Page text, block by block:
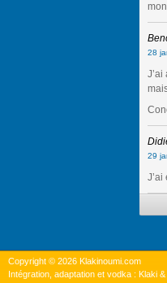
28
29
Copyright © 2026 Klakinoumi.com
Intégration, adaptation et vodka : Klaki &